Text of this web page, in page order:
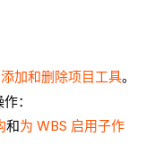
添加和删除项目工具。
：
和为 WBS 启用子作